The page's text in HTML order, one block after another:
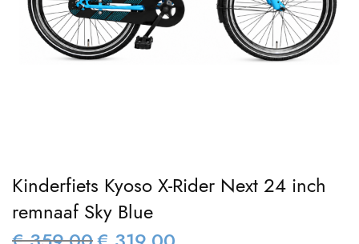
Kinderfiets Kyoso X-Rider Next 24 inch
remnaaf Sky Blue
Oorspronkelijke